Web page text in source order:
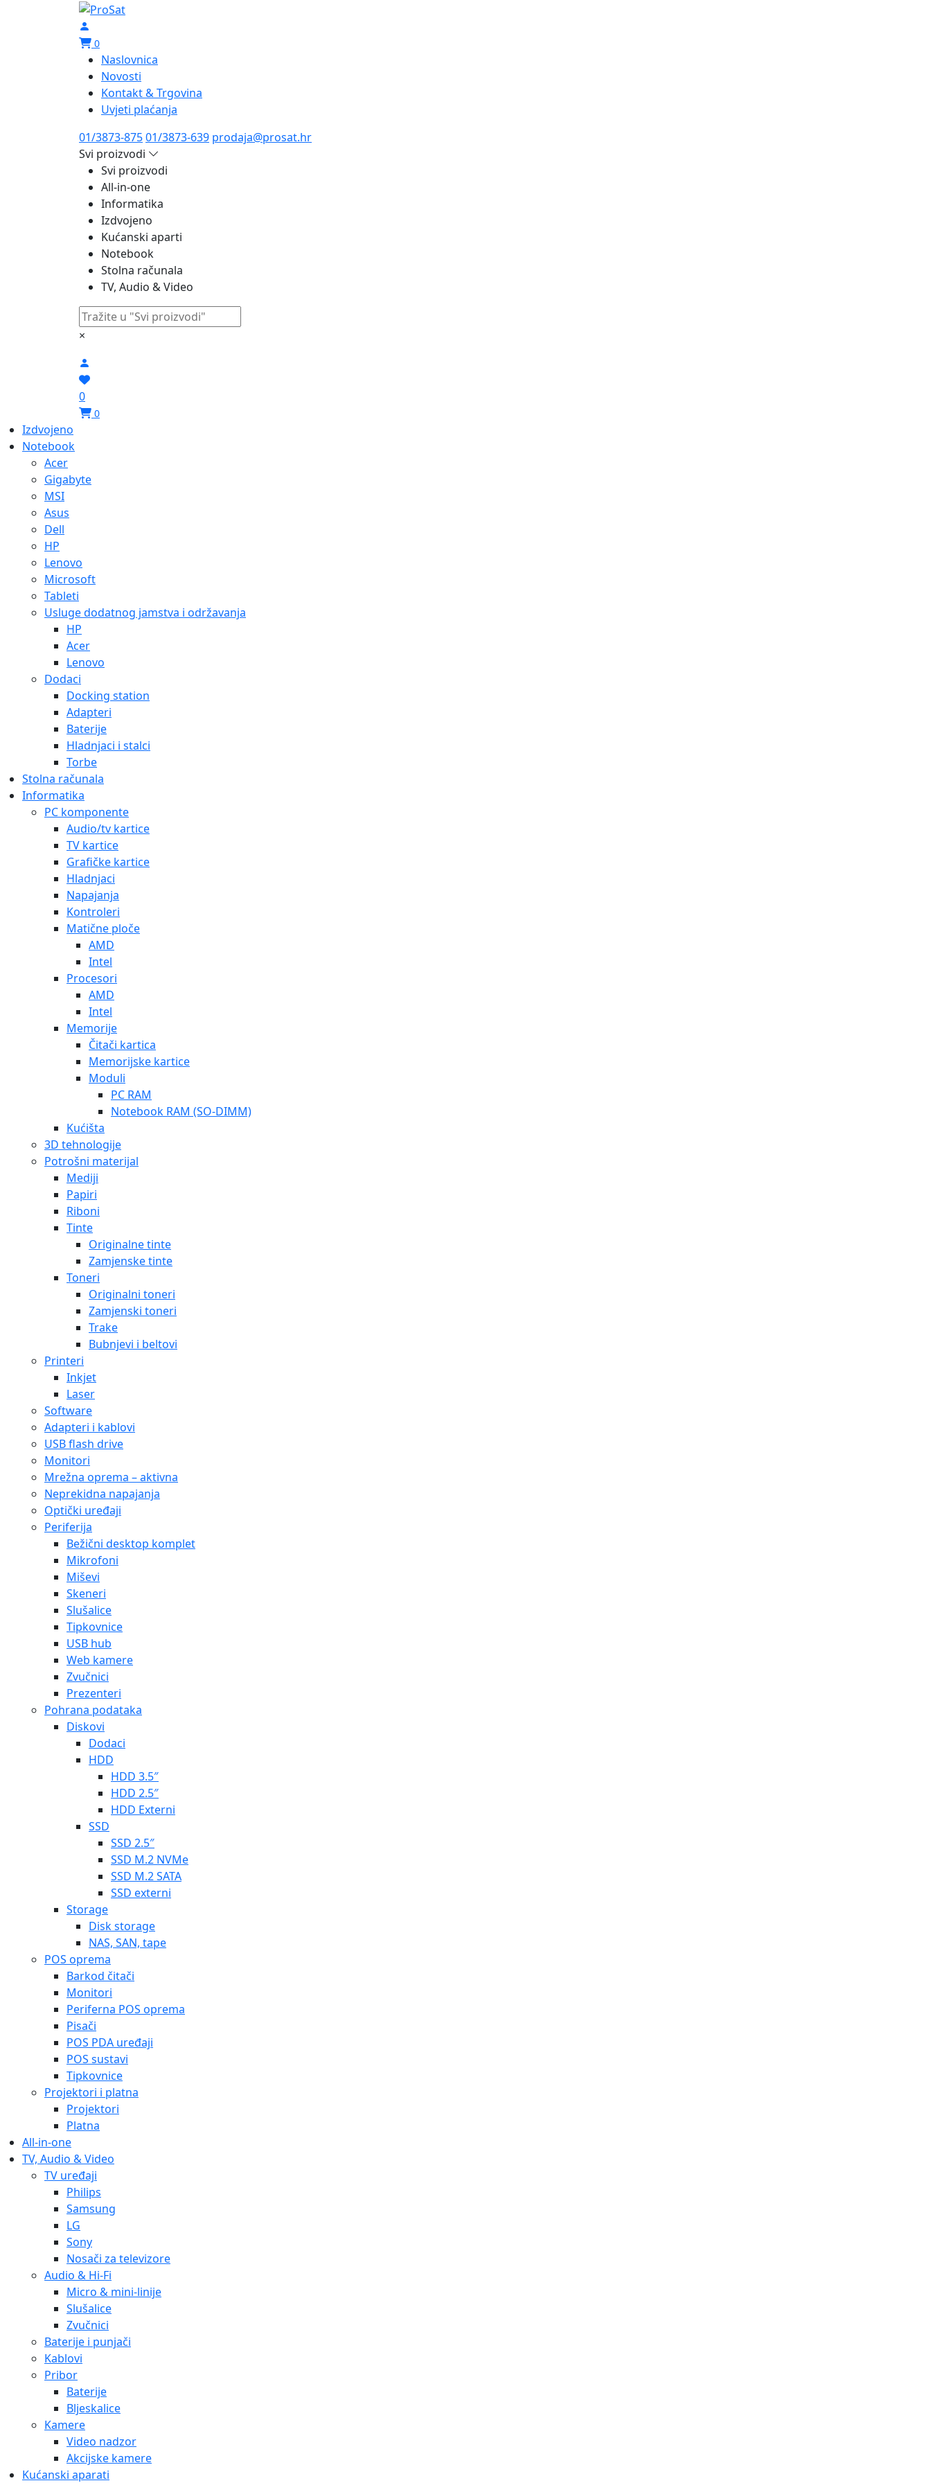
0
Naslovnica
Novosti
Kontakt & Trgovina
Uvjeti plaćanja
01/3873-87501/3873-639 prodaja@prosat.hr
Svi proizvodi
Svi proizvodi
All-in-one
Informatika
Izdvojeno
Kućanski aparti
Notebook
Stolna računala
TV, Audio & Video
×
0
0
Izdvojeno
Notebook
Acer
Gigabyte
MSI
Asus
Dell
HP
Lenovo
Microsoft
Tableti
Usluge dodatnog jamstva i održavanja
HP
Acer
Lenovo
Dodaci
Docking station
Adapteri
Baterije
Hladnjaci i stalci
Torbe
Stolna računala
Informatika
PC komponente
Audio/tv kartice
TV kartice
Grafičke kartice
Hladnjaci
Napajanja
Kontroleri
Matične ploče
AMD
Intel
Procesori
AMD
Intel
Memorije
Čitači kartica
Memorijske kartice
Moduli
PC RAM
Notebook RAM (SO-DIMM)
Kućišta
3D tehnologije
Potrošni materijal
Mediji
Papiri
Riboni
Tinte
Originalne tinte
Zamjenske tinte
Toneri
Originalni toneri
Zamjenski toneri
Trake
Bubnjevi i beltovi
Printeri
Inkjet
Laser
Software
Adapteri i kablovi
USB flash drive
Monitori
Mrežna oprema – aktivna
Neprekidna napajanja
Optički uređaji
Periferija
Bežični desktop komplet
Mikrofoni
Miševi
Skeneri
Slušalice
Tipkovnice
USB hub
Web kamere
Zvučnici
Prezenteri
Pohrana podataka
Diskovi
Dodaci
HDD
HDD 3.5″
HDD 2.5″
HDD Externi
SSD
SSD 2.5″
SSD M.2 NVMe
SSD M.2 SATA
SSD externi
Storage
Disk storage
NAS, SAN, tape
POS oprema
Barkod čitači
Monitori
Periferna POS oprema
Pisači
POS PDA uređaji
POS sustavi
Tipkovnice
Projektori i platna
Projektori
Platna
All-in-one
TV, Audio & Video
TV uređaji
Philips
Samsung
LG
Sony
Nosači za televizore
Audio & Hi-Fi
Micro & mini-linije
Slušalice
Zvučnici
Baterije i punjači
Kablovi
Pribor
Baterije
Bljeskalice
Kamere
Video nadzor
Akcijske kamere
Kućanski aparati